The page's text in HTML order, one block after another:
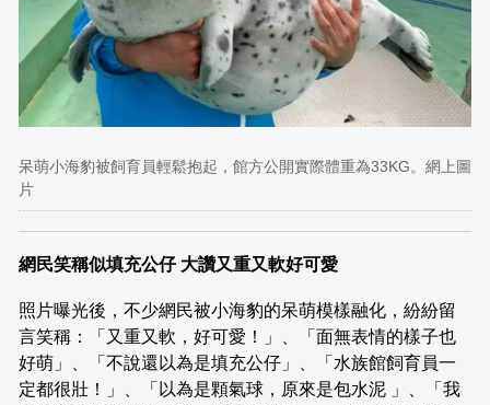
呆萌小海豹被飼育員輕鬆抱起，館方公開實際體重為33KG。網上圖
片
網民笑稱似填充公仔 大讚又重又軟好可愛
照片曝光後，不少網民被小海豹的呆萌模樣融化，紛紛留
言笑稱：「又重又軟，好可愛！」、「面無表情的樣子也
好萌」、「不說還以為是填充公仔」、「水族館飼育員一
定都很壯！」、「以為是顆氣球，原來是包水泥 」、「我